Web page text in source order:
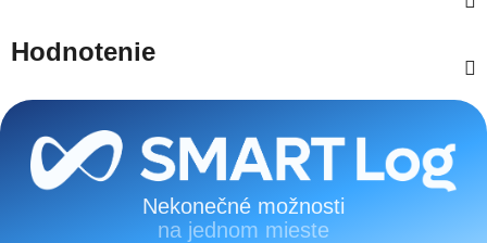
Hodnotenie
Zápätie
Nekonečné možnosti
na jednom mieste